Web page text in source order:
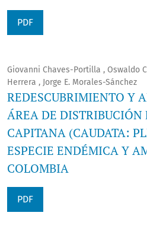
PDF
Giovanni Chaves-Portilla , Oswaldo
Herrera , Jorge E. Morales-Sánchez
REDESCUBRIMIENTO Y
ÁREA DE DISTRIBUCIÓN
CAPITANA (CAUDATA:
ESPECIE ENDÉMICA Y
COLOMBIA
PDF